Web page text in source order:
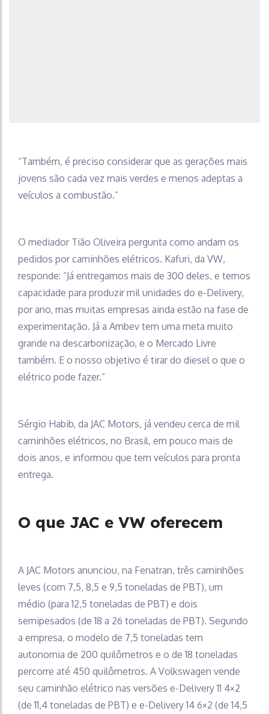
“Também, é preciso considerar que as gerações mais
jovens são cada vez mais verdes e menos adeptas a
veículos a combustão.”
O mediador Tião Oliveira pergunta como andam os
pedidos por caminhões elétricos. Kafuri, da VW,
responde: “Já entregamos mais de 300 deles, e temos
capacidade para produzir mil unidades do e-Delivery,
por ano, mas muitas empresas ainda estão na fase de
experimentação. Já a Ambev tem uma meta muito
grande na descarbonização, e o Mercado Livre
também. E o nosso objetivo é tirar do diesel o que o
elétrico pode fazer.”
Sérgio Habib, da JAC Motors, já vendeu cerca de mil
caminhões elétricos, no Brasil, em pouco mais de
dois anos, e informou que tem veículos para pronta
entrega.
O que JAC e VW oferecem
A JAC Motors anunciou, na Fenatran, três caminhões
leves (com 7,5, 8,5 e 9,5 toneladas de PBT), um
médio (para 12,5 toneladas de PBT) e dois
semipesados (de 18 a 26 toneladas de PBT). Segundo
a empresa, o modelo de 7,5 toneladas tem
autonomia de 200 quilômetros e o de 18 toneladas
percorre até 450 quilômetros. A Volkswagen vende
seu caminhão elétrico nas versões e-Delivery 11 4×2
(de 11,4 toneladas de PBT) e e-Delivery 14 6×2 (de 14,5